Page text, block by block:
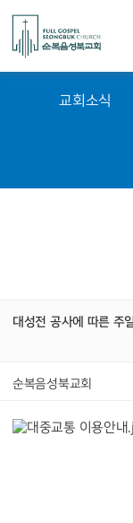
교회소식
대성전 공사에 따른
순복음성북교회